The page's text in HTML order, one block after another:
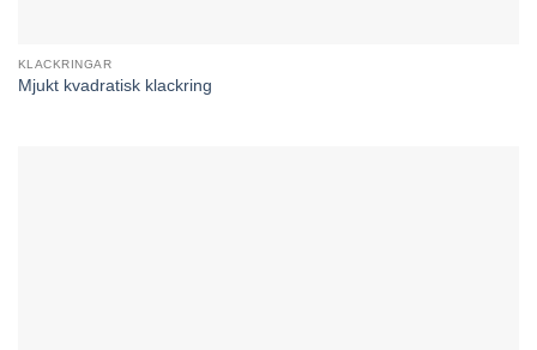
KLACKRINGAR
Mjukt kvadratisk klackring